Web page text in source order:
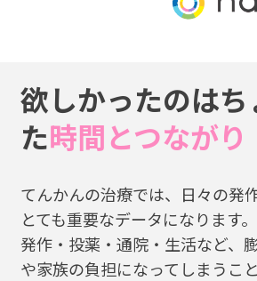
欲しかったのは
た時間とつながり
てんかんの治療では、日々の発
とても重要なデータになります
発作・投薬・通院・生活など、
や家族の負担になってしまうこと